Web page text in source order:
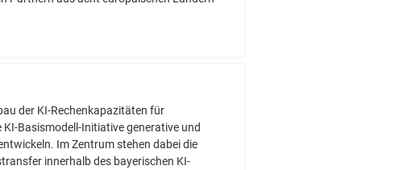
der KI-Rechenkapazitäten für
Basismodell-Initiative generative und
Im Zentrum stehen dabei die
innerhalb des bayerischen KI-